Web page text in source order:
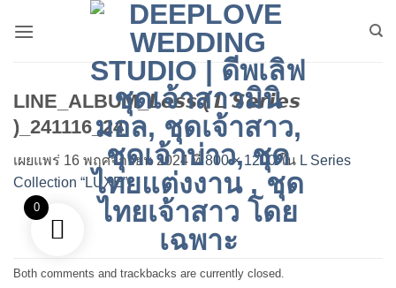
LINE_ALBUM_𝙇𝙚𝙨𝙨 ( 𝙇 𝙎𝙚𝙧𝙞𝙚𝙨
)_241116_24
เผยแพร่ 16 พฤศจิกายน 2024ที่ 800 × 1200ใน L Series
Collection “LUXE”
Both comments and trackbacks are currently closed.
0